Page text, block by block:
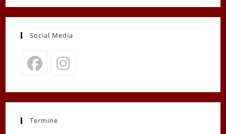
Social Media
in
new
in
new
Termine